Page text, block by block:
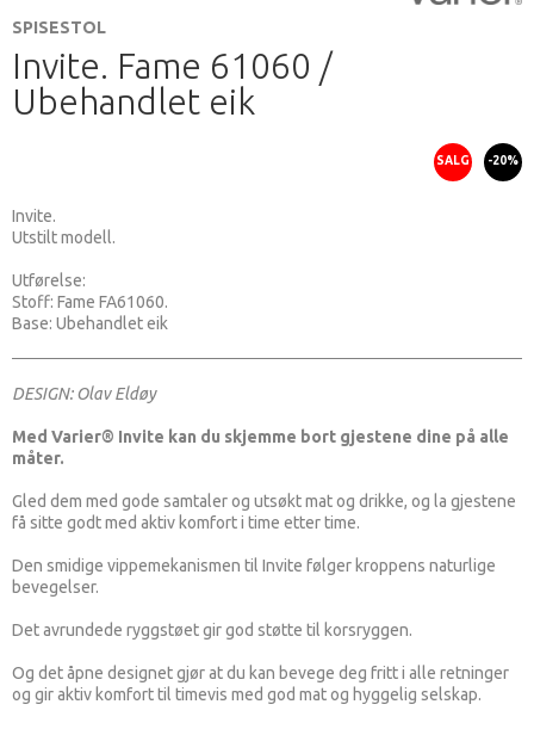
SPISESTOL
Invite. Fame 61060 /
Ubehandlet eik
SALG -20%
Invite.
Utstilt modell.
Utførelse:
Stoff: Fame FA61060.
Base: Ubehandlet eik
DESIGN: Olav Eldøy
Med Varier® Invite kan du skjemme bort gjestene dine på alle
måter.
Gled dem med gode samtaler og utsøkt mat og drikke, og la gjestene
få sitte godt med aktiv komfort i time etter time.
Den smidige vippemekanismen til Invite følger kroppens naturlige
bevegelser.
Det avrundede ryggstøet gir god støtte til korsryggen.
Og det åpne designet gjør at du kan bevege deg fritt i alle retninger
og gir aktiv komfort til timevis med god mat og hyggelig selskap.